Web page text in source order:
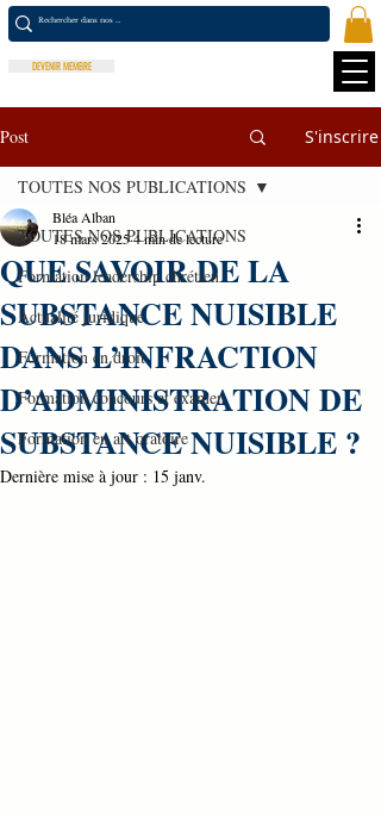
DEVENIR MEMBRE
Post S'inscrire
TOUTES NOS PUBLICATIONS
Formation leadership chrétien
Actualité juridique
Formation en droit
Formation concours et examen
Formation en art oratoire
TOUTES NOS PUBLICATIONS
QUE SAVOIR DE LA
SUBSTANCE NUISIBLE
DANS L’INFRACTION
D’ADMINISTRATION DE
SUBSTANCE NUISIBLE ?
Bléa Alban
18 mars 20254 min de lecture
Dernière mise à jour : 15 janv.